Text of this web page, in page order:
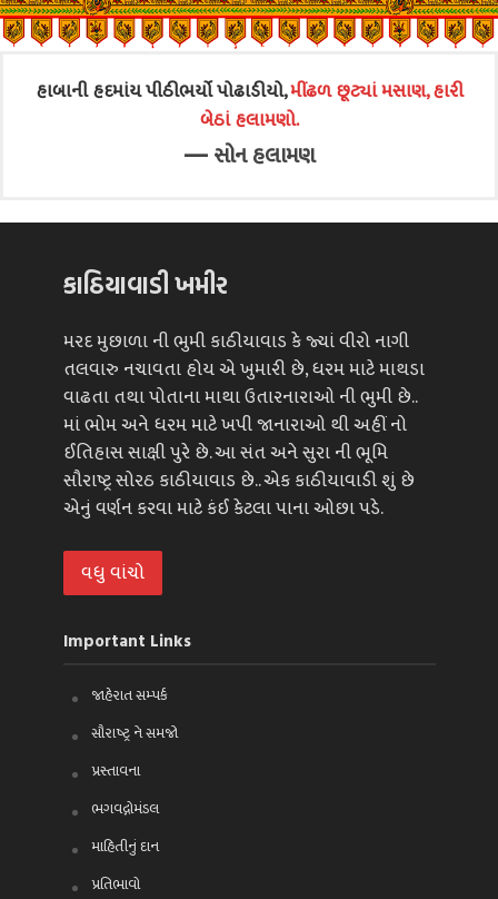
હાબાની હદમાંય પીઠીભર્યો પોઢાડીયો,મીંઢળ છૂટ્યાં મસાણ, હારી
બેઠાં હલામણો.
—સોન હલામણ
કાઠિયાવાડી ખમીર
મરદ મુછાળા ની ભુમી કાઠીયાવાડ કે જ્યાં વીરો નાગી
તલવારુ નચાવતા હોય એ ખુમારી છે, ધરમ માટે માથડા
વાઢતા તથા પોતાના માથા ઉતારનારાઓ ની ભુમી છે..
માં ભોમ અને ધરમ માટે ખપી જાનારાઓ થી અહીં નો
ઈતિહાસ સાક્ષી પુરે છે. આ સંત અને સુરા ની ભૂમિ
સૌરાષ્ટ્ર સોરઠ કાઠીયાવાડ છે.. એક કાઠીયાવાડી શું છે
એનું વર્ણન કરવા માટે કંઈ કેટલા પાના ઓછા પડે.
વધુ વાંચો
Important Links
જાહેરાત સમ્પર્ક
સૌરાષ્ટ્ર ને સમજો
પ્રસ્તાવના
ભગવદ્ગોમંડલ
માહિતીનું દાન
પ્રતિભાવો